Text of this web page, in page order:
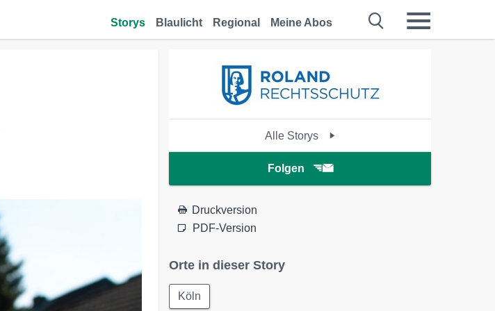
Storys Blaulicht Regional Meine Abos
Alle Storys
Folgen
Druckversion
PDF-Version
Orte in dieser Story
Köln